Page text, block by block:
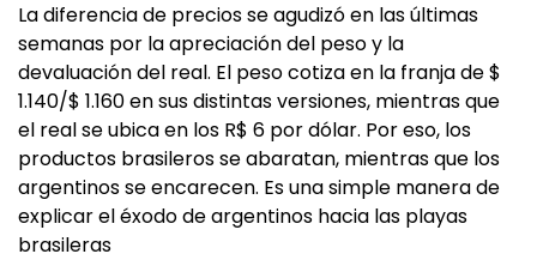
La diferencia de precios se agudizó en las últimas
semanas por la apreciación del peso y la
devaluación del real. El peso cotiza en la franja de $
1.140/$ 1.160 en sus distintas versiones, mientras que
el real se ubica en los R$ 6 por dólar. Por eso, los
productos brasileros se abaratan, mientras que los
argentinos se encarecen. Es una simple manera de
explicar el éxodo de argentinos hacia las playas
brasileras